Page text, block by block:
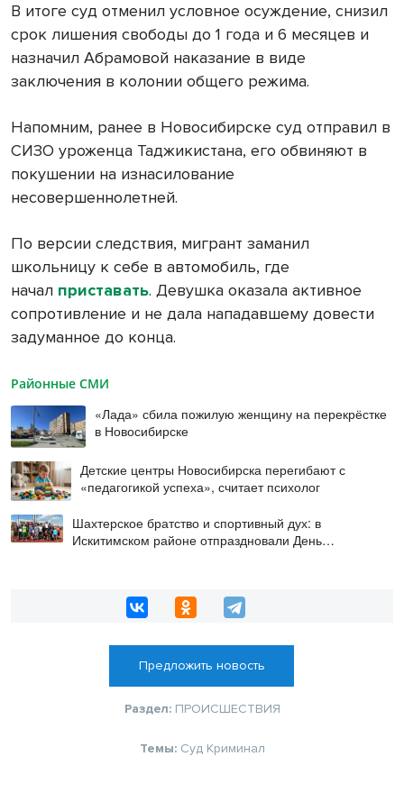
В итоге суд отменил условное осуждение, снизил
срок лишения свободы до 1 года и 6 месяцев и
назначил Абрамовой наказание в виде
заключения в колонии общего режима.
Напомним, ранее в Новосибирске суд отправил в
СИЗО уроженца Таджикистана, его обвиняют в
покушении на изнасилование
несовершеннолетней.
По версии следствия, мигрант заманил
школьницу к себе в автомобиль, где
начал приставать. Девушка оказала активное
сопротивление и не дала нападавшему довести
задуманное до конца.
Районные СМИ
«Лада» сбила пожилую женщину на перекрёстке
в Новосибирске
Детские центры Новосибирска перегибают с
«педагогикой успеха», считает психолог
Шахтерское братство и спортивный дух: в
Искитимском районе отпраздновали День
Предложить новость
Раздел: ПРОИСШЕСТВИЯ
Темы: Суд Криминал